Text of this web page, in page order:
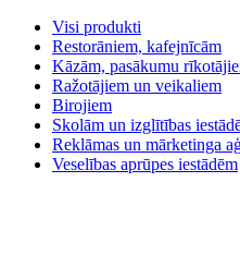
Visi produkti
Restorāniem, kafejnīcām
Kāzām, pasākumu
Ražotājiem un veikaliem
Birojiem
Skolām un izglītības
Reklāmas un mārketinga
Veselības aprūpes iestādēm